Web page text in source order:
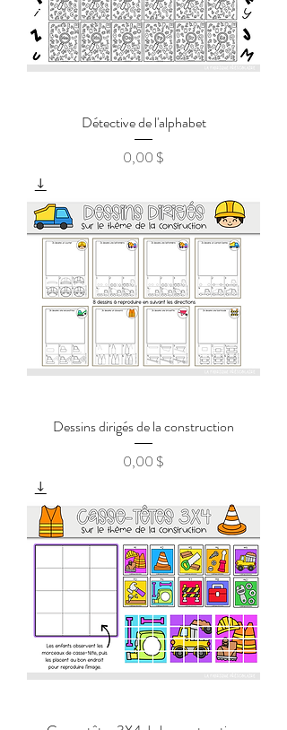
Détective de l'alphabet
Prix
0,00 $
Dessins dirigés de la construction
Prix
0,00 $